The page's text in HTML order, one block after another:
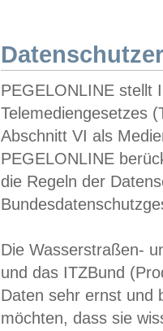
PEGELONLINE stellt
Telemediengesetzes
Abschnitt VI als
PEGELONLINE
die Regeln der
Die Wasserstraßen-
und das ITZBund
Daten sehr ernst und
möchten, dass sie